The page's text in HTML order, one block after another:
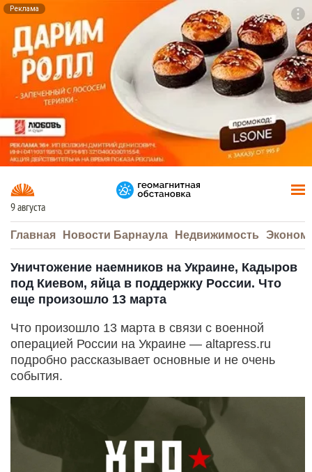
Реклама
9 августа
Главная Новости Барнаула Недвижимость
Уничтожение наемников на Украине, Кадыров
под Киевом, яйца в поддержку России. Что
еще произошло 13 марта
Что произошло 13 марта в связи с военной
операцией России на Украине — altapress.ru
подробно рассказывает основные и не очень
события.